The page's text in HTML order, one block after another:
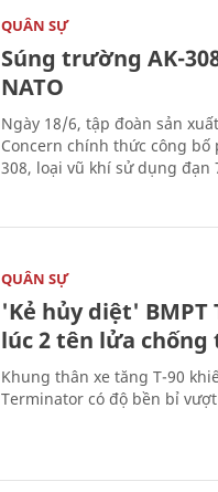
QUÂN SỰ
Súng trường AK-
NATO
Ngày 18/6, tập đoàn sản
Concern chính thức công
308, loại vũ khí sử dụng đạn
QUÂN SỰ
'Kẻ hủy diệt'
lúc 2 tên lửa chống
Khung thân xe tăng T-90
Terminator có độ bền bỉ